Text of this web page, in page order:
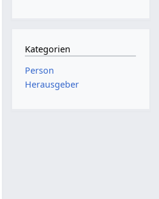
Kategorien
Person
Herausgeber